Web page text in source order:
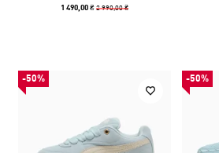
1 490,00 ₴2 990,00 ₴
-50% -50%